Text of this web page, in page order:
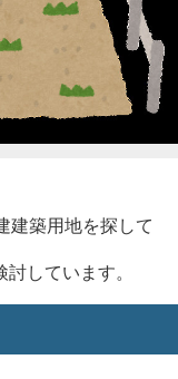
建築用地を探して
しています。